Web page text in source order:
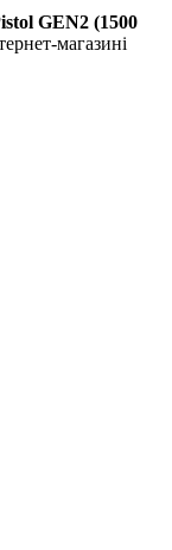
GEN2 (1500
магазині